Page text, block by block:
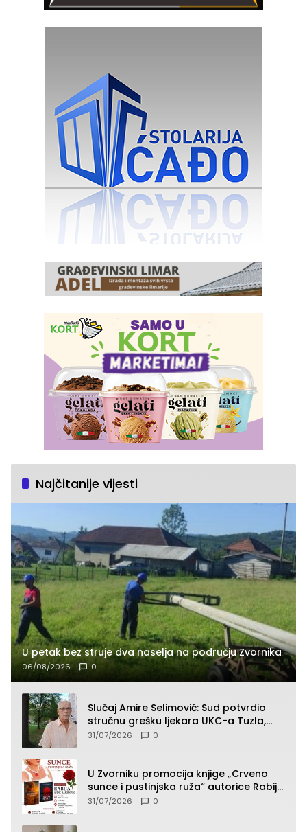
Najčitanije vijesti
U petak bez struje dva naselja na području Zvornika
06/08/2026 0
Slučaj Amire Selimović: Sud potvrdio
stručnu grešku ljekara UKC-a Tuzla,
presudan dokaz ostala obdukcija
31/07/2026 0
U Zvorniku promocija knjige „Crveno
sunce i pustinjska ruža“ autorice Rabije
Avdić-Hamidović
31/07/2026 0